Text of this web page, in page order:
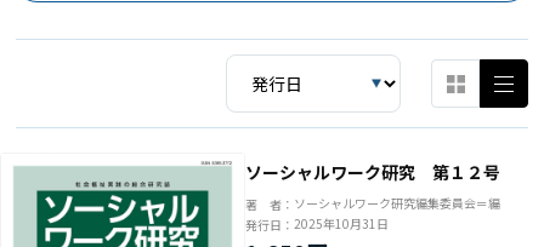
ソーシャルワーク研究 第１２号
著 者： ソーシャルワーク研究編集委員会＝編
発行日： 2025年10月31日